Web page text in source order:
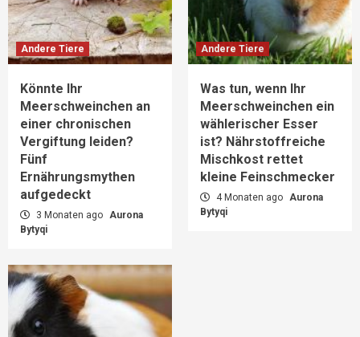
Andere Tiere
Könnte Ihr
Meerschweinchen an
einer chronischen
Vergiftung leiden?
Fünf
Ernährungsmythen
aufgedeckt
3 Monaten ago Aurona
Bytyqi
Andere Tiere
Was tun, wenn Ihr
Meerschweinchen ein
wählerischer Esser
ist? Nährstoffreiche
Mischkost rettet
kleine Feinschmecker
4 Monaten ago Aurona
Bytyqi